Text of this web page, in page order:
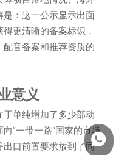
是：这一公示显示出面
更清晰的备案标识，
音备案和推荐资质的
意义
单纯增加了多少部动
“一带一路”国家的市场
口前置要求放到了同